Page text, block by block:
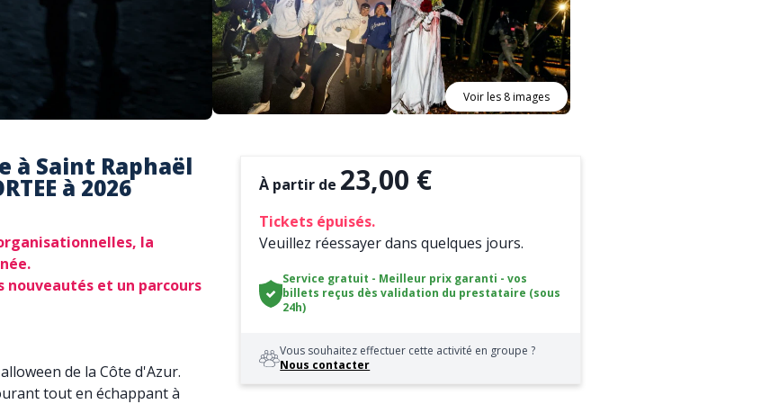
Voir les 8 images
à Saint Raphaël
à 2026
la
nouveautés et un parcours
de la Côte d'Azur.
tout en échappant à
À partir de 23,00 €
Tickets épuisés.
Veuillez réessayer dans quelques jours.
Service gratuit - Meilleur prix garanti - vos
billets reçus dès validation du prestataire (sous
24h)
Vous souhaitez effectuer cette activité en groupe ?
Nous contacter